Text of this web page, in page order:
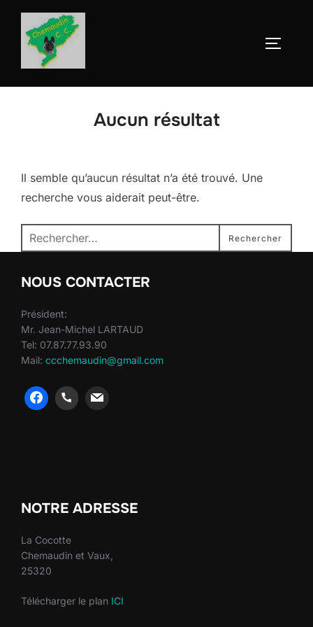
Aller
contenu
Aucun résultat
Il semble qu’aucun résultat n’a été trouvé. Une
recherche vous aiderait peut-être.
Recherche
pour :
Rechercher
NOUS CONTACTER
Président:
Mr. Jean-Michel LARTAUD
Tel: 07.87.77.93.90
Mail: ccchemaudin@gmail.com
NOTRE ADRESSE
La Cocotte
Chemaudin et Vaux,
25320
Télécharger le plan ICI